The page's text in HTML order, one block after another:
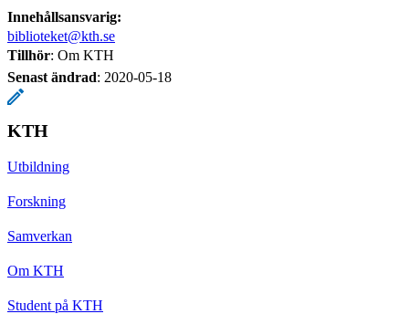
Innehållsansvarig:
biblioteket@kth.se
Tillhör: Om KTH
Senast ändrad: 2020-05-18
KTH
Utbildning
Forskning
Samverkan
Om KTH
Student på KTH